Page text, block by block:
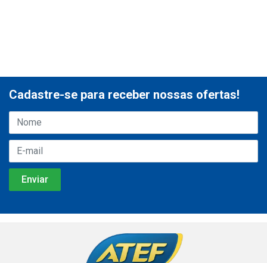
Cadastre-se para receber nossas ofertas!